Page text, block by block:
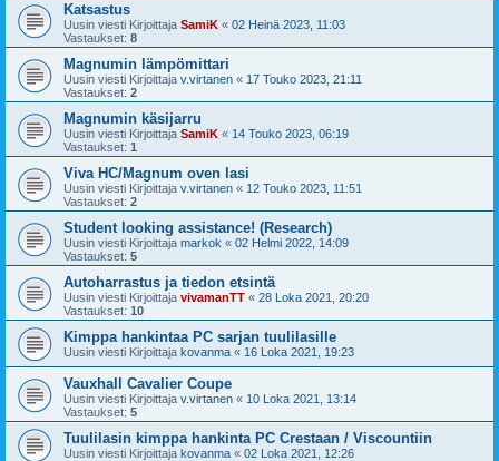
Katsastus
Uusin viesti Kirjoittaja SamiK « 02 Heinä 2023, 11:03
Vastaukset: 8
Magnumin lämpömittari
Uusin viesti Kirjoittaja v.virtanen « 17 Touko 2023, 21:11
Vastaukset: 2
Magnumin käsijarru
Uusin viesti Kirjoittaja SamiK « 14 Touko 2023, 06:19
Vastaukset: 1
Viva HC/Magnum oven lasi
Uusin viesti Kirjoittaja v.virtanen « 12 Touko 2023, 11:51
Vastaukset: 2
Student looking assistance! (Research)
Uusin viesti Kirjoittaja markok « 02 Helmi 2022, 14:09
Vastaukset: 5
Autoharrastus ja tiedon etsintä
Uusin viesti Kirjoittaja vivamanTT « 28 Loka 2021, 20:20
Vastaukset: 10
Kimppa hankintaa PC sarjan tuulilasille
Uusin viesti Kirjoittaja kovanma « 16 Loka 2021, 19:23
Vauxhall Cavalier Coupe
Uusin viesti Kirjoittaja v.virtanen « 10 Loka 2021, 13:14
Vastaukset: 5
Tuulilasin kimppa hankinta PC Crestaan / Viscountiin
Uusin viesti Kirjoittaja kovanma « 02 Loka 2021, 12:26